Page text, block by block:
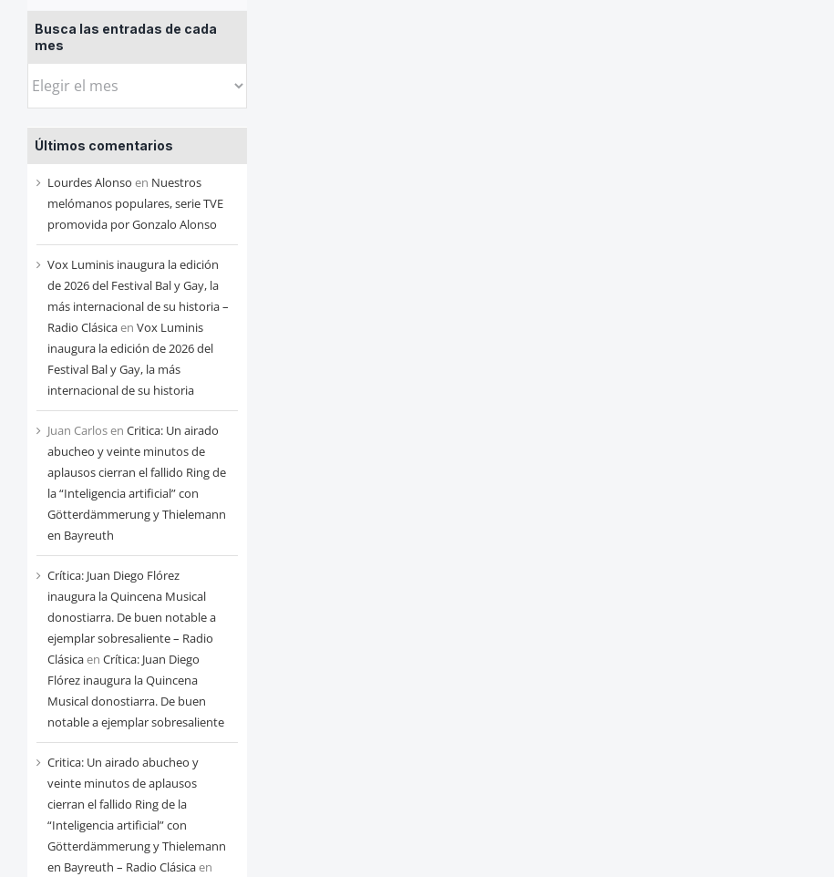
Busca las entradas de cada
mes
Busca
entradas
de
cada
mes
Últimos comentarios
Lourdes Alonso en Nuestros
melómanos populares, serie TVE
promovida por Gonzalo Alonso
Vox Luminis inaugura la edición
de 2026 del Festival Bal y Gay, la
más internacional de su historia –
Radio Clásicaen Vox Luminis
inaugura la edición de 2026 del
Festival Bal y Gay, la más
internacional de su historia
Juan Carlosen Critica: Un airado
abucheo y veinte minutos de
aplausos cierran el fallido Ring de
la “Inteligencia artificial” con
Götterdämmerung y Thielemann
en Bayreuth
Crítica: Juan Diego Flórez
inaugura la Quincena Musical
donostiarra. De buen notable a
ejemplar sobresaliente – Radio
Clásicaen Crítica: Juan Diego
Flórez inaugura la Quincena
Musical donostiarra. De buen
notable a ejemplar sobresaliente
Critica: Un airado abucheo y
veinte minutos de aplausos
cierran el fallido Ring de la
“Inteligencia artificial” con
Götterdämmerung y Thielemann
en Bayreuth – Radio Clásicaen